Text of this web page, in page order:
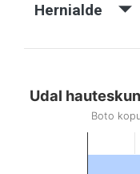
Hernialde
Udal
Boto